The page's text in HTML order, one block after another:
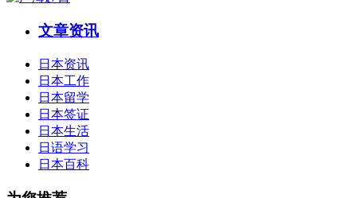
文章资讯
日本资讯
日本工作
日本留学
日本签证
日本生活
日语学习
日本百科